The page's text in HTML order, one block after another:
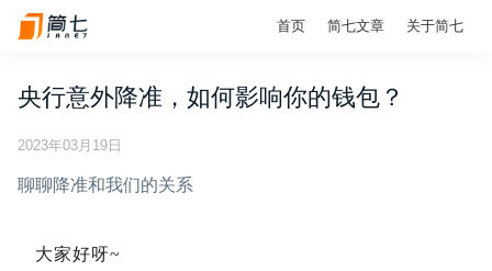
首页 简七文章 关于简七
央行意外降准，如何影响你的钱包？
2023年03月19日
聊聊降准和我们的关系
大家好呀~